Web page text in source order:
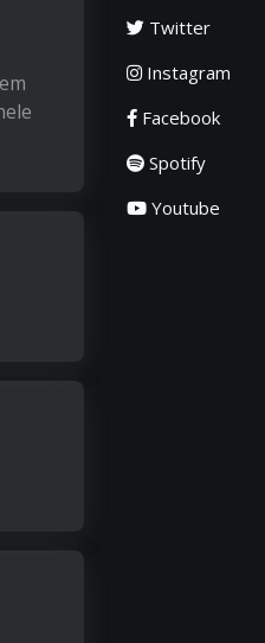
Twitter
Instagram
Facebook
Spotify
Youtube